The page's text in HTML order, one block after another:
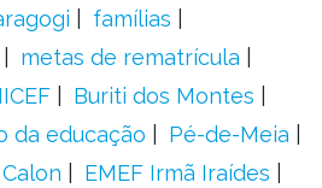
famílias
metas de rematrícula
Buriti dos Montes
da educação
Pé-de-Meia
Calon
EMEF Irmã Iraídes